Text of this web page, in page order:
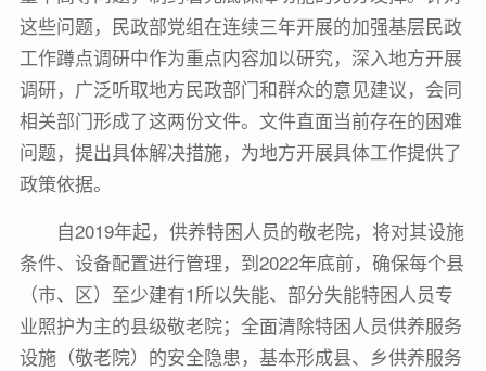
这些问题，民政部党组在连续三年开展的加强基层民政
工作蹲点调研中作为重点内容加以研究，深入地方开展
调研，广泛听取地方民政部门和群众的意见建议，会同
相关部门形成了这两份文件。文件直面当前存在的困难
问题，提出具体解决措施，为地方开展具体工作提供了
政策依据。
自2019年起，供养特困人员的敬老院，将对其设施
条件、设备配置进行管理，到2022年底前，确保每个县
（市、区）至少建有1所以失能、部分失能特困人员专
业照护为主的县级敬老院；全面清除特困人员供养服务
设施（敬老院）的安全隐患，基本形成县、乡供养服务